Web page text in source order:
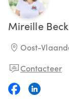
Mireille Beck
Oost-
Contacteer